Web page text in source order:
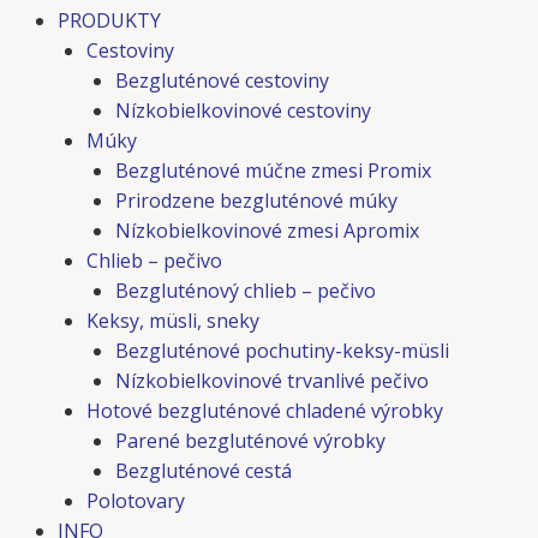
PRODUKTY
Cestoviny
Bezgluténové cestoviny
Nízkobielkovinové cestoviny
Múky
Bezgluténové múčne zmesi Promix
Prirodzene bezgluténové múky
Nízkobielkovinové zmesi Apromix
Chlieb – pečivo
Bezgluténový chlieb – pečivo
Keksy, müsli, sneky
Bezgluténové pochutiny-keksy-müsli
Nízkobielkovinové trvanlivé pečivo
Hotové bezgluténové chladené výrobky
Parené bezgluténové výrobky
Bezgluténové cestá
Polotovary
INFO